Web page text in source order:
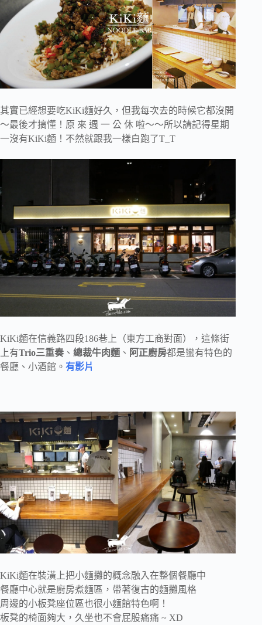
其實已經想要吃KiKi麵好久，但我每次去的時候它都沒開
～最後才搞懂！原 來 週 一 公 休 啦～～所以請記得星期
一沒有KiKi麵！不然就跟我一樣白跑了T_T
KiKi麵在信義路四段186巷上（東方工商對面），這條街
上有Trio三重奏 、 總裁牛肉麵 、 阿正廚房都是蠻有特色的
餐廳、小酒館。 有影片
KiKi麵在裝潢上把小麵攤的概念融入在整個餐廳中
餐廳中心就是廚房煮麵區，帶著復古的麵攤風格
周邊的小板凳座位區也很小麵館特色啊！
板凳的椅面夠大，久坐也不會屁股痛痛 ~ XD